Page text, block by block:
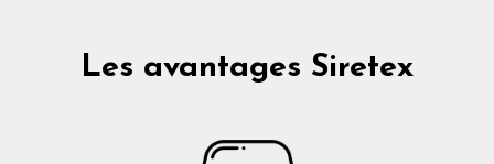
Les avantages Siretex